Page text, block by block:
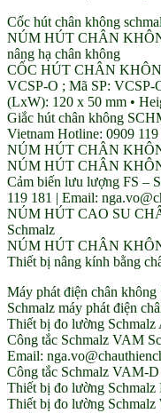
Cốc hút chân không
NÚM HÚT CHÂN
nâng hạ chân không
CỐC HÚT CHÂN
VCSP-O ; Mã SP: VCSP-
(LxW): 120 x 50 mm •
Giắc hút chân không
Vietnam Hotline: 0909
NÚM HÚT CHÂN
NÚM HÚT CHÂN
Cảm biến lưu lượng FS –
119 181 | Email:
NÚM HÚT CAO SU
Schmalz
NÚM HÚT CHÂN
Thiết bị nâng kính bằng
Máy phát điện chân
Schmalz máy phát điện
Thiết bị đo lường Schmalz
Công tắc Schmalz VAM
Email:
Công tắc Schmalz VAM-D
Thiết bị đo lường Schmalz
Thiết bị đo lường Schmalz